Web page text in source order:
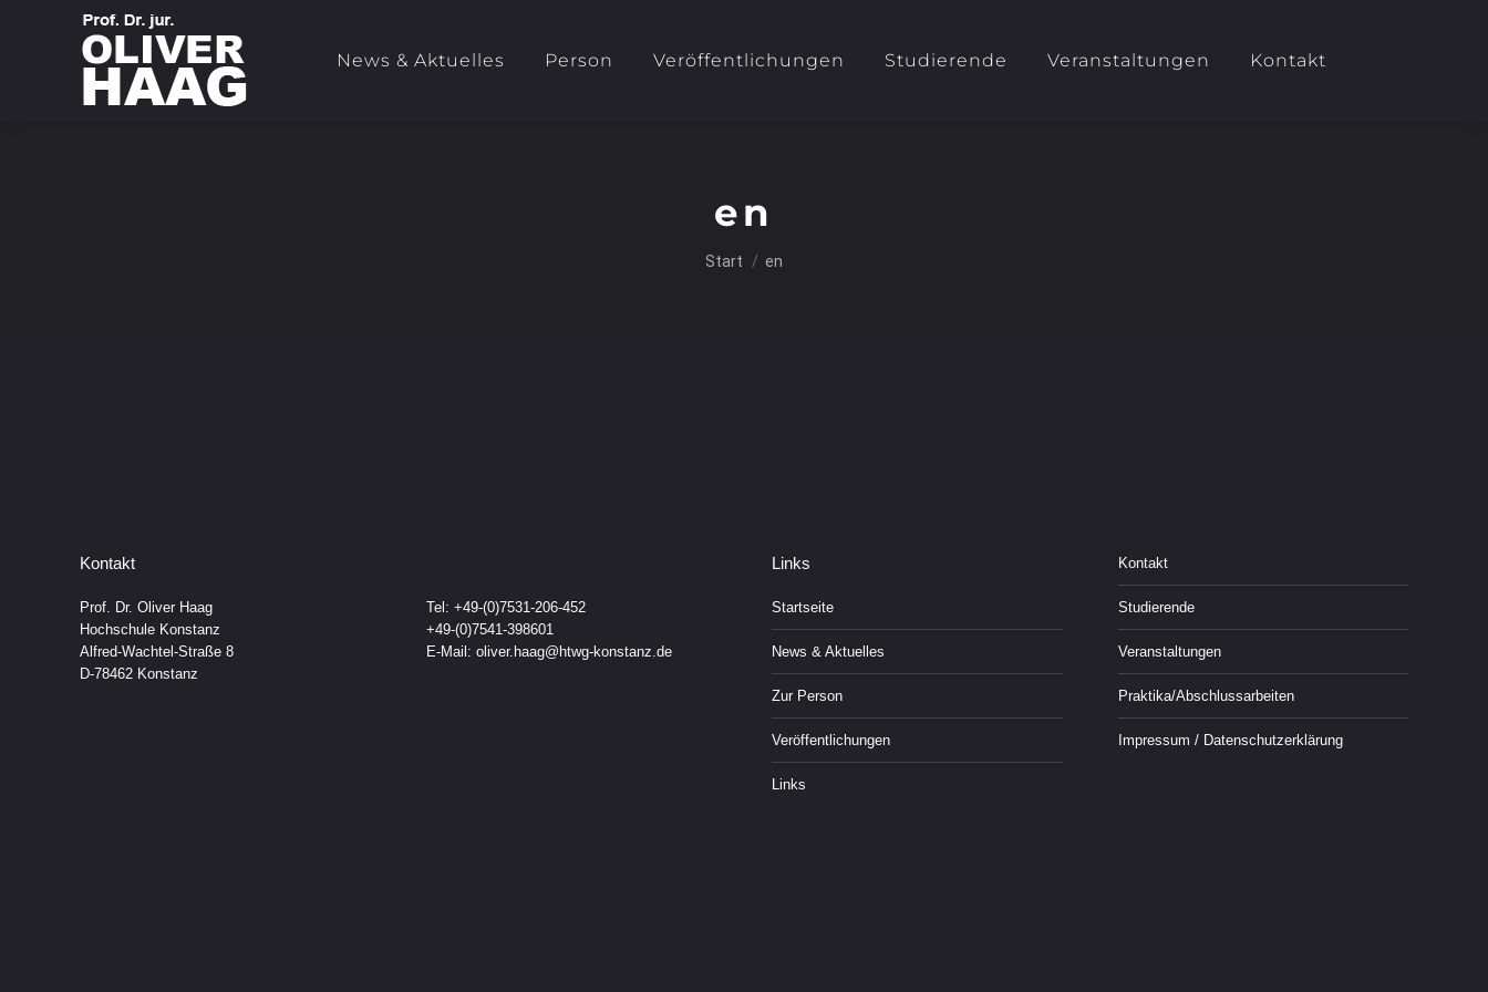
News & Aktuelles Person Veröffentlichungen Studierende Veranstaltungen Kontakt
en
Sie befinden sich hier:
Start en
Kontakt
Prof. Dr. Oliver Haag
Hochschule Konstanz
Alfred-Wachtel-Straße 8
D-78462 Konstanz
Tel: +49-(0)7531-206-452
+49-(0)7541-398601
E-Mail: oliver.haag@htwg-konstanz.de
Links
Startseite
News & Aktuelles
Zur Person
Veröffentlichungen
Links
Kontakt
Studierende
Veranstaltungen
Praktika/Abschlussarbeiten
Impressum / Datenschutzerklärung